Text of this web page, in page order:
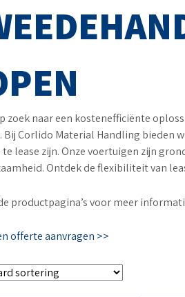
zoek naar een kostenefficiënte
Bij Corlido Material Handling bieden
te lease zijn. Onze voertuigen zijn
Ontdek de flexibiliteit van
productpagina’s voor meer
offerte aanvragen >>